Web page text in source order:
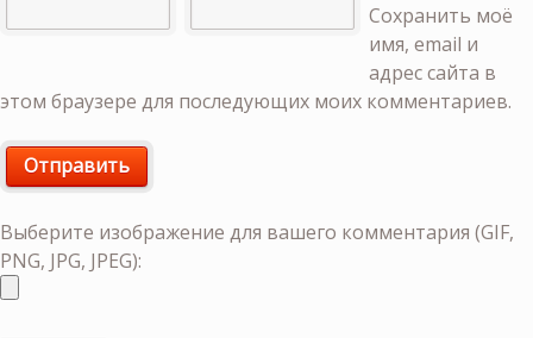
Сохранить моё
имя, email и
адрес сайта в
этом браузере для последующих моих комментариев.
Выберите изображение для вашего комментария (GIF,
PNG, JPG, JPEG):